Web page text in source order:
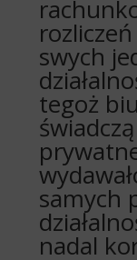
swych
tegoż
samych
nadal